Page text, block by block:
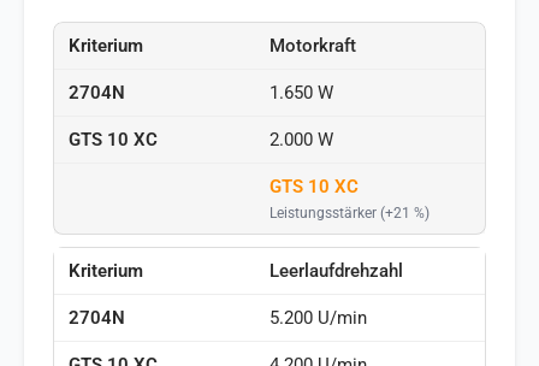
Motorkraft
1.650 W
2.000 W
GTS 10 XC
Leistungsstärker (+21 %)
Leerlaufdrehzahl
5.200 U/min